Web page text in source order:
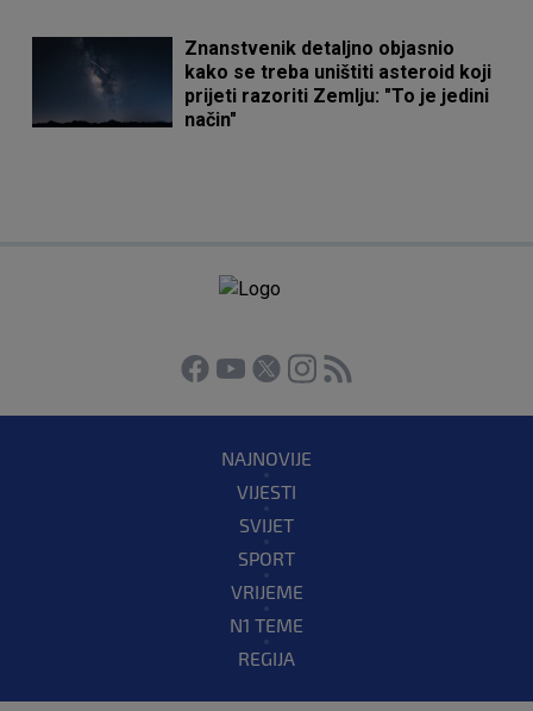
Znanstvenik detaljno objasnio
kako se treba uništiti asteroid koji
prijeti razoriti Zemlju: "To je jedini
način"
NAJNOVIJE
VIJESTI
SVIJET
SPORT
VRIJEME
N1 TEME
REGIJA